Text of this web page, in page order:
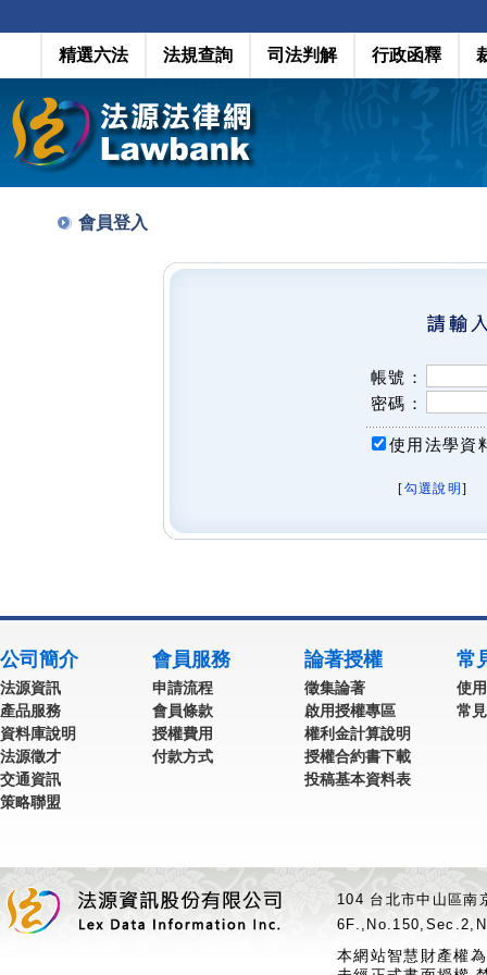
精選六法 法規查詢 司法判解 行政函釋
會員登入
帳號：
密碼：
使用法學資
[勾選說明 ]
公司簡介
法源資訊
產品服務
資料庫說明
法源徵才
交通資訊
策略聯盟
會員服務
申請流程
會員條款
授權費用
付款方式
論著授權
徵集論著
啟用授權專區
權利金計算說明
授權合約書下載
投稿基本資料表
常
使
常
104 台北市中山區
本網站智慧財產權